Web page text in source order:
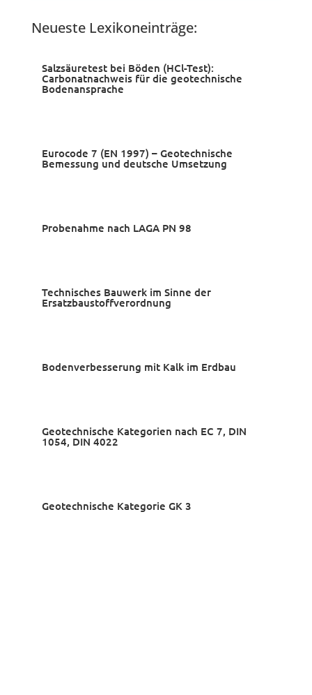
Neueste Lexikoneinträge:
Salzsäuretest bei Böden (HCl-Test):
Carbonatnachweis für die geotechnische
Bodenansprache
Eurocode 7 (EN 1997) – Geotechnische
Bemessung und deutsche Umsetzung
Probenahme nach LAGA PN 98
Technisches Bauwerk im Sinne der
Ersatzbaustoffverordnung
Bodenverbesserung mit Kalk im Erdbau
Geotechnische Kategorien nach EC 7, DIN
1054, DIN 4022
Geotechnische Kategorie GK 3